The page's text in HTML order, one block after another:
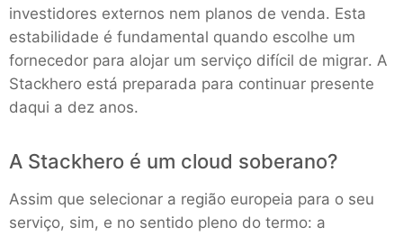
investidores externos nem planos de venda. Esta
estabilidade é fundamental quando escolhe um
fornecedor para alojar um serviço difícil de migrar. A
Stackhero está preparada para continuar presente
daqui a dez anos.
A Stackhero é um cloud soberano?
Assim que selecionar a região europeia para o seu
serviço, sim, e no sentido pleno do termo: a